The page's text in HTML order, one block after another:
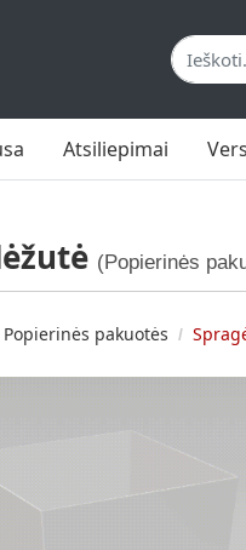
Atsiliepimai
(Popierinės
Popierinės pakuotės